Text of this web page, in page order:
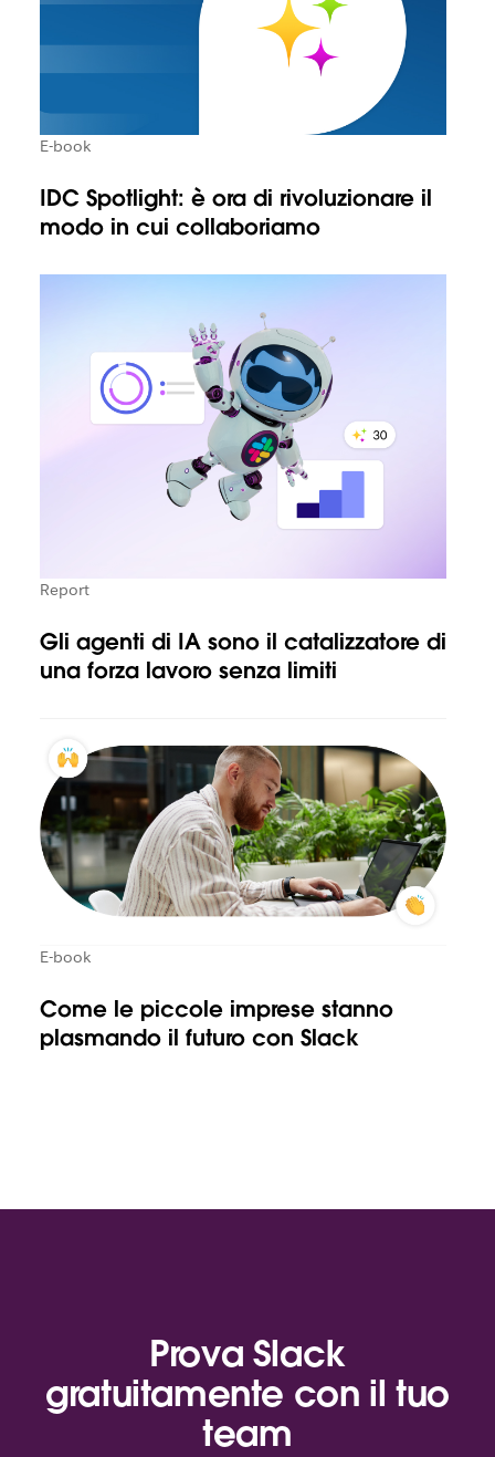
E-book
IDC Spotlight: è ora di rivoluzionare il
modo in cui collaboriamo
Report
Gli agenti di IA sono il catalizzatore di
una forza lavoro senza limiti
E-book
Come le piccole imprese stanno
plasmando il futuro con Slack
Prova Slack
gratuitamente con il tuo
team